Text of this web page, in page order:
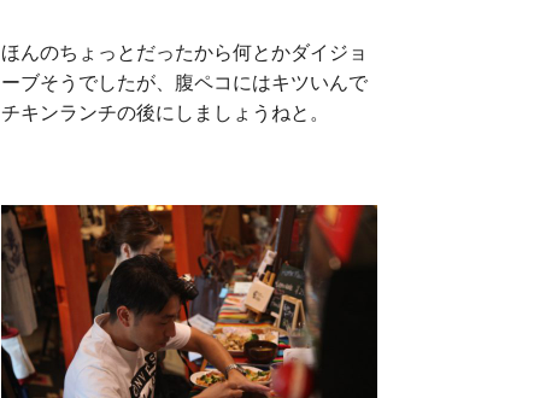
ほんのちょっとだったから何とかダイジョ
ーブそうでしたが、腹ペコにはキツいんで
チキンランチの後にしましょうねと。